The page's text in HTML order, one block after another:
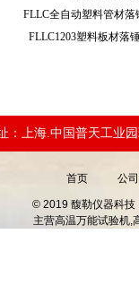
FLLC全自动塑料管材
FLLC1203塑料板材
：上海.中国普天工业
首页 公
© 2019 馥勒仪器科技
主营高温万能试验机,